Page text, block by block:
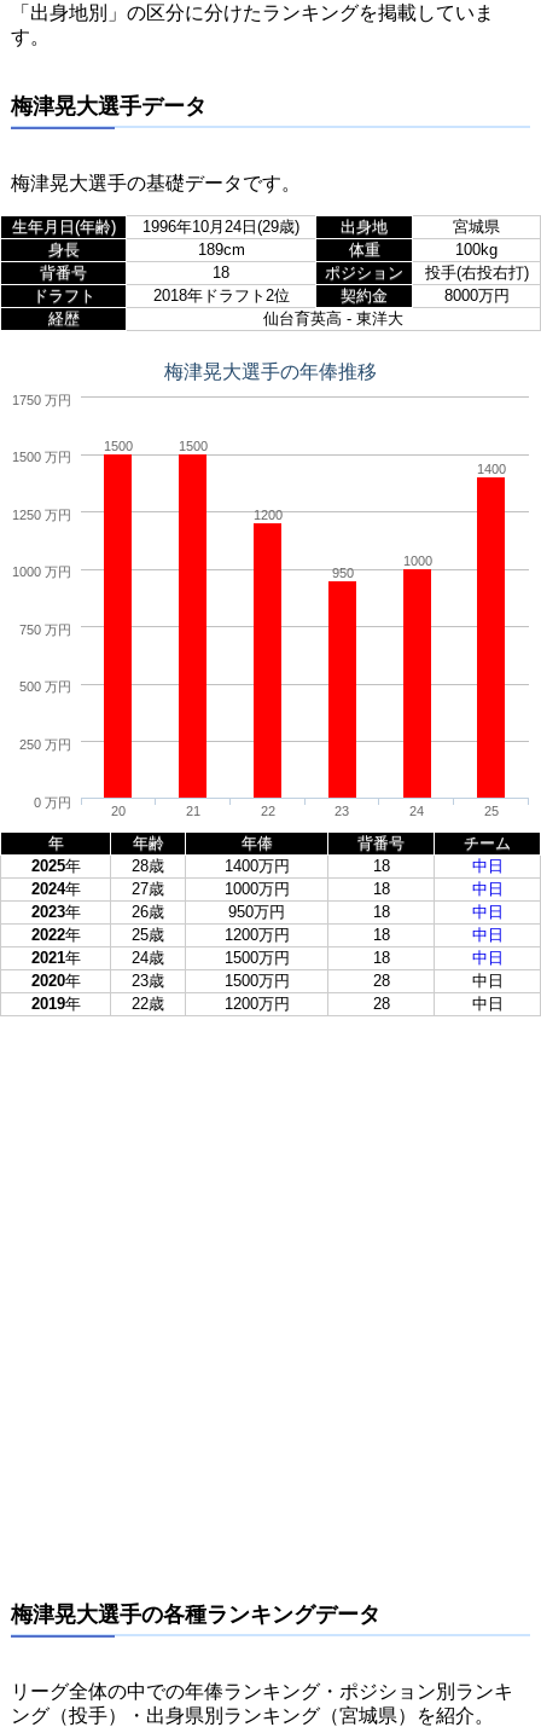
「出身地別」の区分に分けたランキングを掲載していま
す。
梅津晃大選手データ
梅津晃大選手の基礎データです。
生年月日(年齢) 1996年10月24日(29歳) 出身地
宮城県
身長
189cm 体重
100kg
背番号
18 ポジション
投手(右投右打)
ドラフト
2018年ドラフト2位 契約金
8000万円
経歴
仙台育英高 - 東洋大
梅津晃大選手の年俸推移
1500 1500
1200
950
1000
1400
20 21 22 23 24 25
0 万円
250 万円
500 万円
750 万円
1000 万円
1250 万円
1500 万円
1750 万円
年 年齢 年俸 背番号
チーム
2025年 28歳 1400万円 18
中日
2024年 27歳 1000万円 18
中日
2023年 26歳 950万円 18
中日
2022年 25歳 1200万円 18
中日
2021年 24歳 1500万円 18
中日
2020年 23歳 1500万円 28
中日
2019年 22歳 1200万円 28 中日
梅津晃大選手の各種ランキングデータ
リーグ全体の中での年俸ランキング・ポジション別ランキ
ング（投手）・出身県別ランキング（宮城県）を紹介。